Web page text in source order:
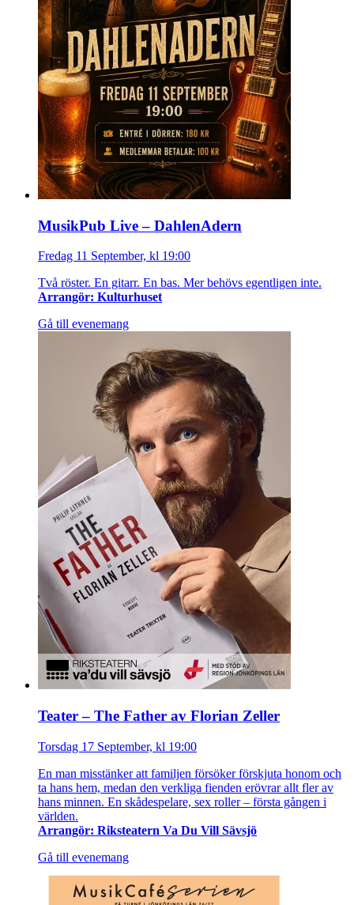
MusikPub Live – DahlenAdern
Fredag 11 September, kl 19:00
Två röster. En gitarr. En bas. Mer behövs egentligen inte.
Arrangör: Kulturhuset
Gå till evenemang
Teater – The Father av Florian Zeller
Torsdag 17 September, kl 19:00
En man misstänker att familjen försöker förskjuta honom och
ta hans hem, medan den verkliga fienden erövrar allt fler av
hans minnen. En skådespelare, sex roller – första gången i
världen.
Arrangör: Riksteatern Va Du Vill Sävsjö
Gå till evenemang